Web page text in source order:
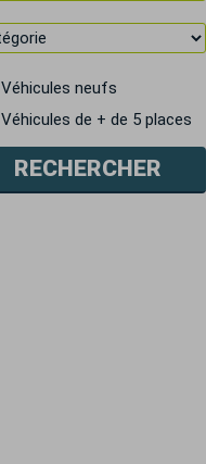
Véhicules neufs
Véhicules de + de 5 places